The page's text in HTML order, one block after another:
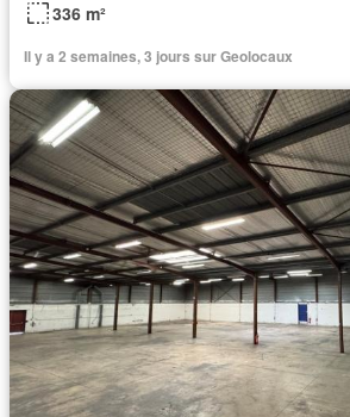
336 m²
Il y a 2 semaines, 3 jours sur Geolocaux